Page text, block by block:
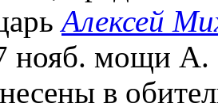
Алексей
нояб. мощи
в